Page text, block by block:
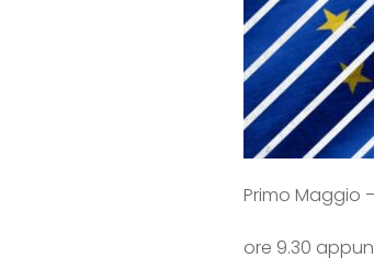
Primo Maggio
ore 9.30